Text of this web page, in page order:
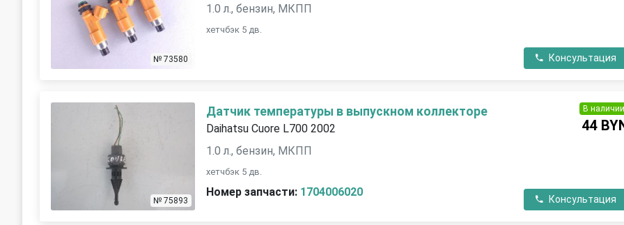
№ 73580
1.0 л., бензин, МКПП
хетчбэк 5 дв.
Консультация
№ 75893
Датчик температуры в выпускном коллекторе
Daihatsu Cuore L700 2002
1.0 л., бензин, МКПП
хетчбэк 5 дв.
Номер запчасти: 1704006020
В наличии
44
Консультация